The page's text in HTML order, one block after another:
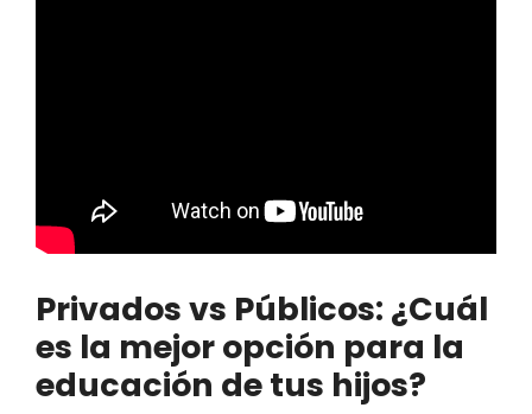
Privados vs Públicos: ¿Cuál
es la mejor opción para la
educación de tus hijos?